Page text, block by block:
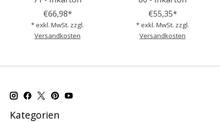
€66,98*
* exkl. MwSt. zzgl.
Versandkosten
€55,35*
* exkl. MwSt. zzgl.
Versandkosten
Kategorien